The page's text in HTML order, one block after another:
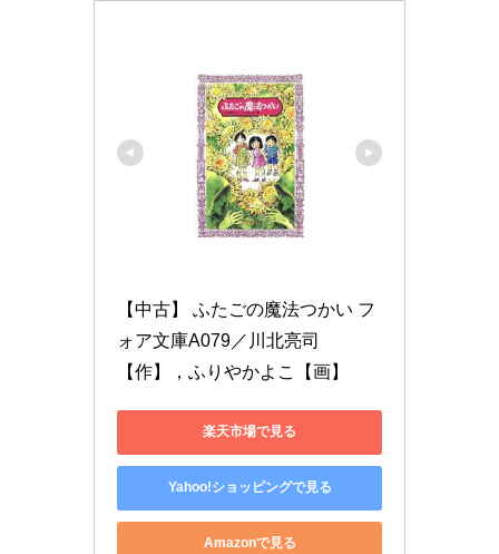
【中古】 ふたごの魔法つかい フ
ォア文庫A079／川北亮司
【作】，ふりやかよこ【画】
楽天市場で見る
Yahoo!ショッピングで見る
Amazonで見る